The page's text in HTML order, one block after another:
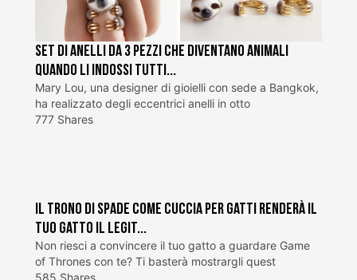
Set di anelli da 3 pezzi che diventano animali
quando li indossi tutti...
Mary Lou, una designer di gioielli con sede a Bangkok,
ha realizzato degli eccentrici anelli in otto
777 Shares
Il trono di spade come cuccia per gatti renderà il
tuo gatto il legit...
Non riesci a convincere il tuo gatto a guardare Game
of Thrones con te? Ti basterà mostrargli quest